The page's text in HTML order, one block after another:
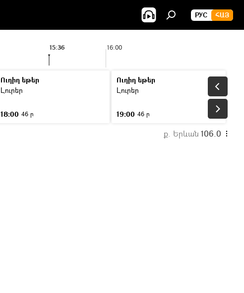
РУС ՀԱՅ
16:00
15:36
Ուղիղ եթեր
Լուրեր
18:00 46 ր
Ուղիղ եթեր
Լուրեր
19:00 46 ր
ք. Երևան 106.0